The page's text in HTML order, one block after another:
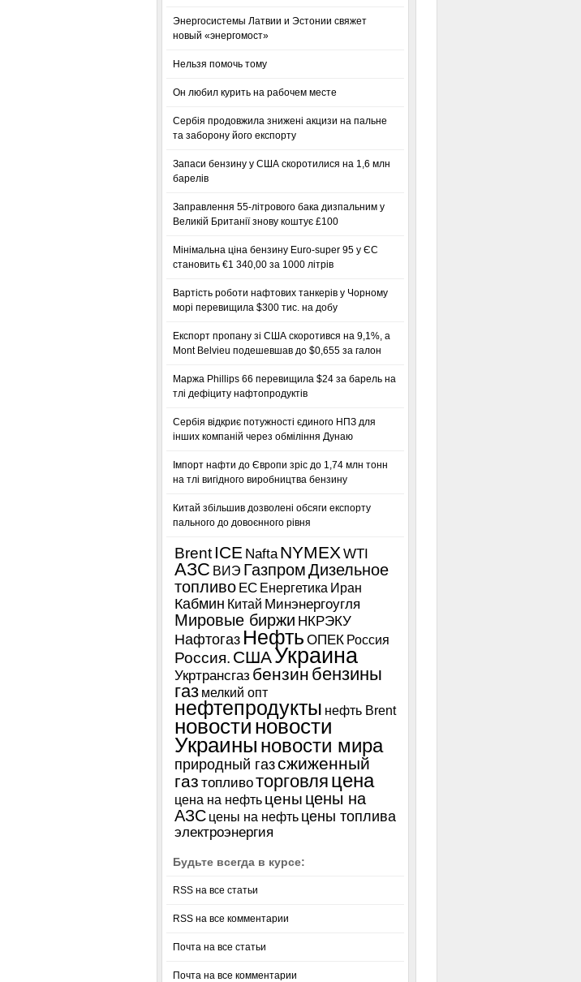
Энергосистемы Латвии и Эстонии свяжет
новый «энергомост»
Нельзя помочь тому
Он любил курить на рабочем месте
Сербія продовжила знижені акцизи на пальне
та заборону його експорту
Запаси бензину у США скоротилися на 1,6 млн
барелів
Заправлення 55-літрового бака дизпальним у
Великій Британії знову коштує £100
Мінімальна ціна бензину Euro-super 95 у ЄС
становить €1 340,00 за 1000 літрів
Вартість роботи нафтових танкерів у Чорному
морі перевищила $300 тис. на добу
Експорт пропану зі США скоротився на 9,1%, а
Mont Belvieu подешевшав до $0,655 за галон
Маржа Phillips 66 перевищила $24 за барель на
тлі дефіциту нафтопродуктів
Сербія відкриє потужності єдиного НПЗ для
інших компаній через обміління Дунаю
Імпорт нафти до Європи зріс до 1,74 млн тонн
на тлі вигідного виробництва бензину
Китай збільшив дозволені обсяги експорту
пального до довоєнного рівня
Brent ICE Nafta NYMEXWTI
АЗС ВИЭ ГазпромДизельное
топливо ЕС Енергетика Иран
Кабмин Китай Минэнергоугля
Мировые биржи НКРЭКУ
Нафтогаз Нефть ОПЕК Россия
Россия. СШАУкраина
Укртрансгаз бензин бензины
газ мелкий опт
нефтепродукты нефть Brent
новости новости
Украины новости мира
природный газсжиженный
газ топливоторговля цена
цена на нефть цены цены на
АЗС цены на нефть цены топлива
электроэнергия
Будьте всегда в курсе:
RSS на все статьи
RSS на все комментарии
Почта на все статьи
Почта на все комментарии